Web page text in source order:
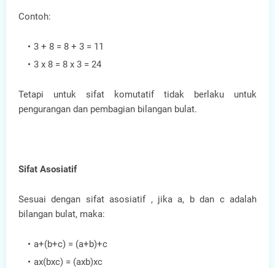
Contoh:
3 + 8 = 8 + 3 = 11
3 x 8 = 8 x 3 = 24
Tetapi untuk sifat komutatif tidak berlaku untuk
pengurangan dan pembagian bilangan bulat.
Sifat Asosiatif
Sesuai dengan sifat asosiatif , jika a, b dan c adalah
bilangan bulat, maka:
a+(b+c) = (a+b)+c
ax(bxc) = (axb)xc